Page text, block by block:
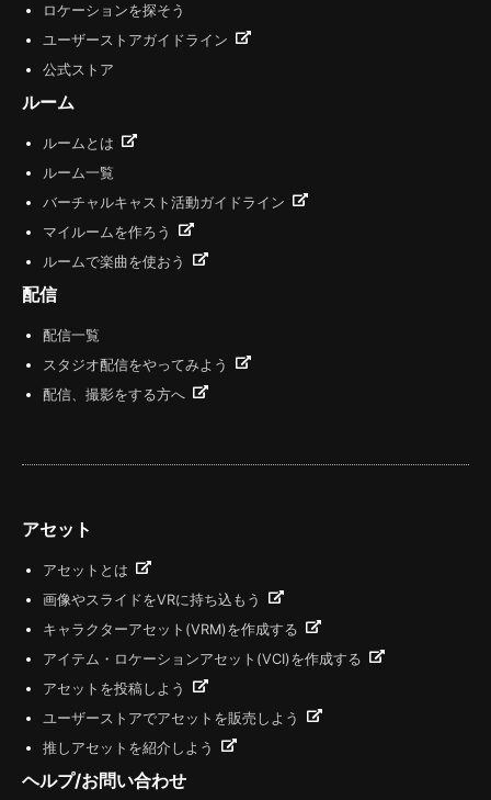
ロケーションを探そう
ユーザーストアガイドライン
公式ストア
ルーム
ルームとは
ルーム一覧
バーチャルキャスト活動ガイドライン
マイルームを作ろう
ルームで楽曲を使おう
配信
配信一覧
スタジオ配信をやってみよう
配信、撮影をする方へ
アセット
アセットとは
画像やスライドをVRに持ち込もう
キャラクターアセット(VRM)を作成する
アイテム・ロケーションアセット(VCI)を作成する
アセットを投稿しよう
ユーザーストアでアセットを販売しよう
推しアセットを紹介しよう
ヘルプ/お問い合わせ